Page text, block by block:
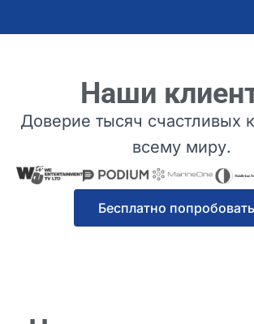
Наши
Доверие тысяч счастливых
всему миру.
Бесплатно попробовать